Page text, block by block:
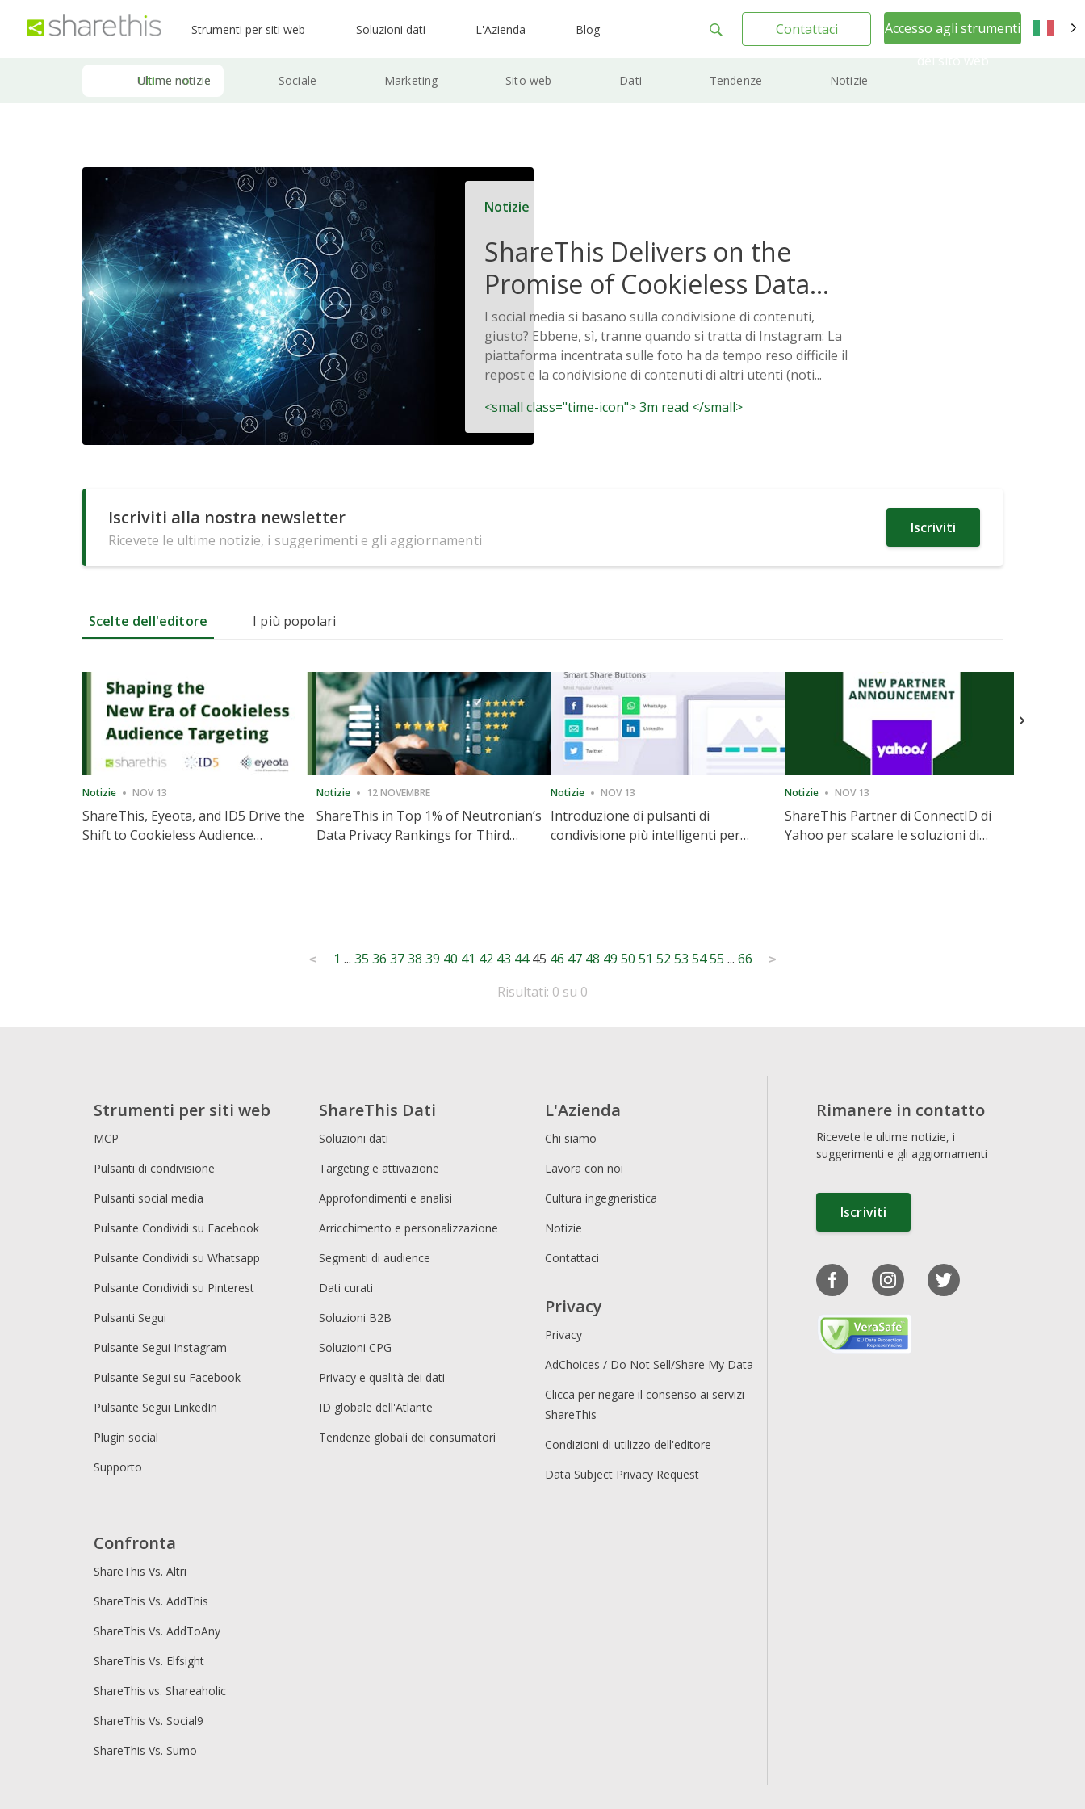
Strumenti per siti web Soluzioni dati L'Azienda Blog Contattaci
Accesso agli strumenti
Ultime notizie Sociale Marketing Sito web Dati Tendenze Notizie
Notizie
ShareThis Delivers on the
Promise of Cookieless Data
Solutions
I social media si basano sulla condivisione di contenuti,
giusto? Ebbene, sì, tranne quando si tratta di Instagram: La
piattaforma incentrata sulle foto ha da tempo reso difficile il
repost e la condivisione di contenuti di altri utenti (noti...
<small class="time-icon"> 3m read </small>
Iscriviti alla nostra newsletter
Ricevete le ultime notizie, i suggerimenti e gli aggiornamenti
Iscriviti
Scelte dell'editore I più popolari
Notizie NOV 13
ShareThis, Eyeota, and ID5 Drive the
Shift to Cookieless Audience
Notizie 12 NOVEMBRE
ShareThis in Top 1% of Neutronian’s
Data Privacy Rankings for Third
Notizie NOV 13
Introduzione di pulsanti di
condivisione più intelligenti per
Notizie NOV 13
ShareThis Partner di ConnectID di
Yahoo per scalare le soluzioni di
< 1 ... 35 36 37 38 39 40 41 42 43 44 45 46 47 48 49 50 51 52 53 54 55 ... 66 >
Risultati: 0 su 0
Strumenti per siti web
MCP
Pulsanti di condivisione
Pulsanti social media
Pulsante Condividi su Facebook
Pulsante Condividi su Whatsapp
Pulsante Condividi su Pinterest
Pulsanti Segui
Pulsante Segui Instagram
Pulsante Segui su Facebook
Pulsante Segui LinkedIn
Plugin social
Supporto
ShareThis Dati
Soluzioni dati
Targeting e attivazione
Approfondimenti e analisi
Arricchimento e personalizzazione
Segmenti di audience
Dati curati
Soluzioni B2B
Soluzioni CPG
Privacy e qualità dei dati
ID globale dell'Atlante
Tendenze globali dei consumatori
L'Azienda
Chi siamo
Lavora con noi
Cultura ingegneristica
Notizie
Contattaci
Privacy
Privacy
AdChoices / Do Not Sell/Share My Data
Clicca per negare il consenso ai servizi
ShareThis
Condizioni di utilizzo dell'editore
Data Subject Privacy Request
Confronta
ShareThis Vs. Altri
ShareThis Vs. AddThis
ShareThis Vs. AddToAny
ShareThis Vs. Elfsight
ShareThis vs. Shareaholic
ShareThis Vs. Social9
ShareThis Vs. Sumo
Rimanere in contatto
Ricevete le ultime notizie, i
suggerimenti e gli aggiornamenti
Iscriviti